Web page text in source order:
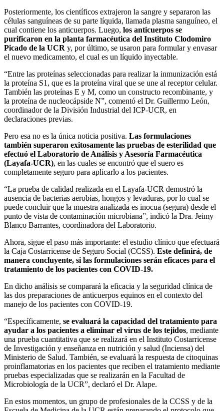
Posteriormente, los científicos extrajeron la sangre y separaron las
células sanguíneas de su parte líquida, llamada plasma sanguíneo, el
cual contiene los anticuerpos. Luego, los anticuerpos se
purificaron en la planta farmacéutica del Instituto Clodomiro
Picado de la UCR y, por último, se usaron para formular y envasar
el nuevo medicamento, el cual es un líquido inyectable.
“Entre las proteínas seleccionadas para realizar la inmunización está
la proteína S1, que es la proteína viral que se une al receptor celular.
También las proteínas E y M, como un constructo recombinante, y
la proteína de nucleocápside N”, comentó el Dr. Guillermo León,
coordinador de la División Industrial del ICP-UCR, en
declaraciones previas.
Pero esa no es la única noticia positiva. Las formulaciones
también superaron exitosamente las pruebas de esterilidad que
efectuó el Laboratorio de Análisis y Asesoría Farmacéutica
(Layafa-UCR), en las cuales se encontró que el suero es
completamente seguro para aplicarlo a los pacientes.
“La prueba de calidad realizada en el Layafa-UCR demostró la
ausencia de bacterias aerobias, hongos y levaduras, por lo cual se
puede concluir que la muestra analizada es inocua (segura) desde el
punto de vista de contaminación microbiana”, indicó la Dra. Jeimy
Blanco Barrantes, coordinadora del Laboratorio.
Ahora, sigue el paso más importante: el estudio clínico que efectuará
la Caja Costarricense de Seguro Social (CCSS). Este definirá, de
manera concluyente, si las formulaciones serán eficaces para el
tratamiento de los pacientes con COVID-19.
En dicho análisis se comparará la eficacia y la seguridad clínica de
las dos preparaciones de anticuerpos equinos en el contexto del
manejo de los pacientes con COVID-19.
“Específicamente, se evaluará la capacidad del tratamiento para
ayudar a los pacientes a eliminar el virus de los tejidos, mediante
una prueba cuantitativa que se realizará en el Instituto Costarricense
de Investigación y enseñanza en nutrición y salud (Inciensa) del
Ministerio de Salud. También, se evaluará la respuesta de citoquinas
proinflamatorias en los pacientes que reciben el tratamiento mediante
pruebas especializadas que se realizarán en la Facultad de
Microbiología de la UCR”, declaró el Dr. Alape.
En estos momentos, un grupo de profesionales de la CCSS y de la